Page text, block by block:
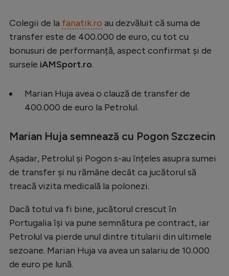
Ligue 1
Campionate
Starurile fotbalului
Stranieri
Formula 1
Gimnastică
Colegii de la fanatik.ro au dezvăluit că suma de
transfer este de 400.000 de euro, cu tot cu
bonusuri de performanță, aspect confirmat și de
sursele iAMSport.ro.
Marian Huja avea o clauză de transfer de
400.000 de euro la Petrolul.
Marian Huja semnează cu Pogon Szczecin
Așadar, Petrolul și Pogon s-au înțeles asupra sumei
de transfer și nu rămâne decât ca jucătorul să
treacă vizita medicală la polonezi.
Dacă totul va fi bine, jucătorul crescut în
Portugalia își va pune semnătura pe contract, iar
Petrolul va pierde unul dintre titularii din ultimele
sezoane. Marian Huja va avea un salariu de 10.000
de euro pe lună.